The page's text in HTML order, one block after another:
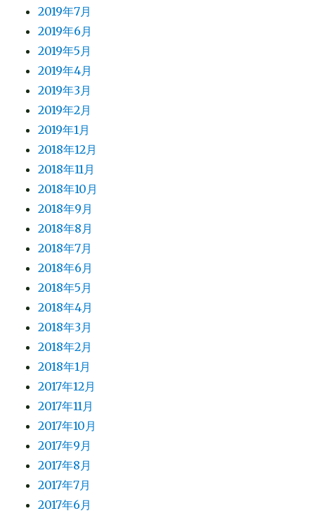
2019年7月
2019年6月
2019年5月
2019年4月
2019年3月
2019年2月
2019年1月
2018年12月
2018年11月
2018年10月
2018年9月
2018年8月
2018年7月
2018年6月
2018年5月
2018年4月
2018年3月
2018年2月
2018年1月
2017年12月
2017年11月
2017年10月
2017年9月
2017年8月
2017年7月
2017年6月